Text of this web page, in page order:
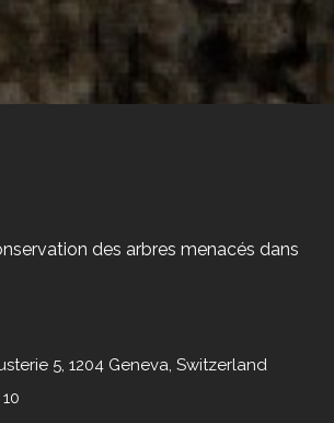
des arbres menacés dans
5, 1204 Geneva, Switzerland